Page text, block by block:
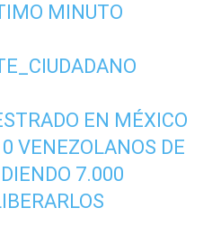
MINUTO
EN MÉXICO
VENEZOLANOS DE
7.000